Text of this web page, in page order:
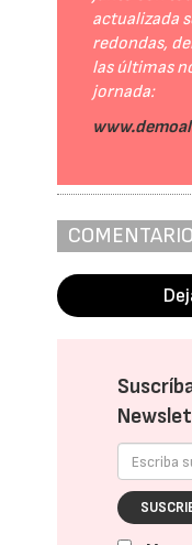
actualizada
redondas,
las últimas
jornada: